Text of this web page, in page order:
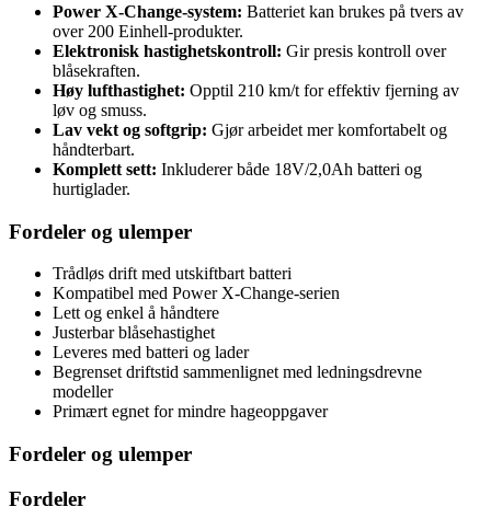
Power X-Change-system: Batteriet kan brukes på tvers av
over 200 Einhell-produkter.
Elektronisk hastighetskontroll: Gir presis kontroll over
blåsekraften.
Høy lufthastighet: Opptil 210 km/t for effektiv fjerning av
løv og smuss.
Lav vekt og softgrip: Gjør arbeidet mer komfortabelt og
håndterbart.
Komplett sett: Inkluderer både 18V/2,0Ah batteri og
hurtiglader.
Fordeler og ulemper
Trådløs drift med utskiftbart batteri
Kompatibel med Power X-Change-serien
Lett og enkel å håndtere
Justerbar blåsehastighet
Leveres med batteri og lader
Begrenset driftstid sammenlignet med ledningsdrevne
modeller
Primært egnet for mindre hageoppgaver
Fordeler og ulemper
Fordeler